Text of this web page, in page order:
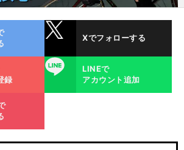
Xでフォローする
録
LINE
LINEで
アカウント追加